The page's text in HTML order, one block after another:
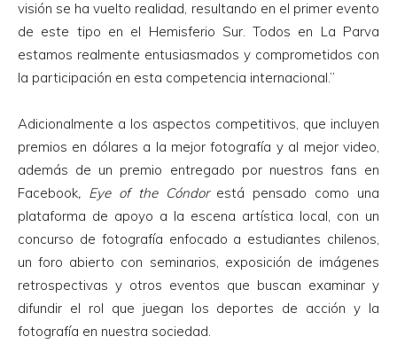
visión se ha vuelto realidad, resultando en el primer evento
de este tipo en el Hemisferio Sur. Todos en La Parva
estamos realmente entusiasmados y comprometidos con
la participación en esta competencia internacional.”
Adicionalmente a los aspectos competitivos, que incluyen
premios en dólares a la mejor fotografía y al mejor video,
además de un premio entregado por nuestros fans en
Facebook, Eye of the Cóndorestá pensado como una
plataforma de apoyo a la escena artística local, con un
concurso de fotografía enfocado a estudiantes chilenos,
un foro abierto con seminarios, exposición de imágenes
retrospectivas y otros eventos que buscan examinar y
difundir el rol que juegan los deportes de acción y la
fotografía en nuestra sociedad.